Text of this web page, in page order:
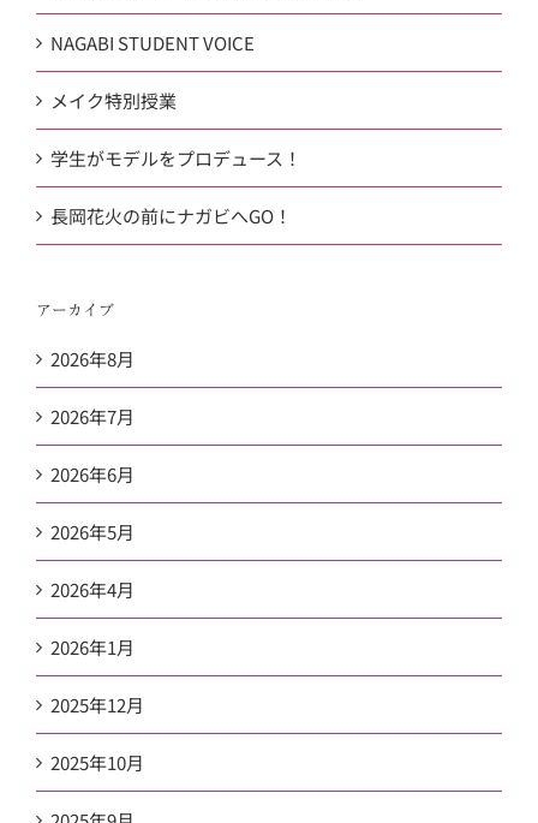
NAGABI STUDENT VOICE
メイク特別授業
学生がモデルをプロデュース！
長岡花火の前にナガビへGO！
アーカイブ
2026年8月
2026年7月
2026年6月
2026年5月
2026年4月
2026年1月
2025年12月
2025年10月